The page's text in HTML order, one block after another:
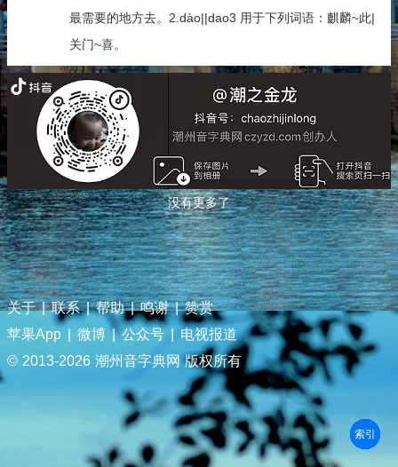
最需要的地方去。2.dào||dao3 用于下列词语：麒麟~此|
关门~喜。
没有更多了
关于 | 联系 | 帮助 | 鸣谢 | 赞赏
苹果App
微博 | 公众号
电视报道
© 2013-2026 潮州音字典网 版权所有
部首
笔划
拼音
潮拼